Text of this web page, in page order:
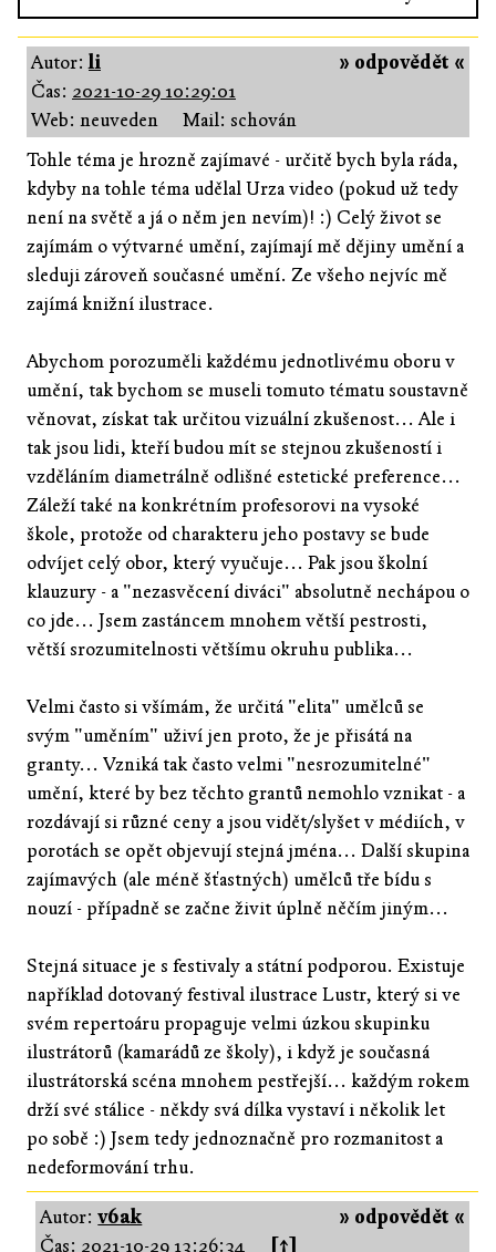
» odpovědět «
Autor:li
Čas: 2021-10-29 10:29:01
Web: neuveden
Mail: schován
Tohle téma je hrozně zajímavé - určitě bych byla ráda,
kdyby na tohle téma udělal Urza video (pokud už tedy
není na světě a já o něm jen nevím)! :) Celý život se
zajímám o výtvarné umění, zajímají mě dějiny umění a
sleduji zároveň současné umění. Ze všeho nejvíc mě
zajímá knižní ilustrace.
Abychom porozuměli každému jednotlivému oboru v
umění, tak bychom se museli tomuto tématu soustavně
věnovat, získat tak určitou vizuální zkušenost... Ale i
tak jsou lidi, kteří budou mít se stejnou zkušeností i
vzděláním diametrálně odlišné estetické preference...
Záleží také na konkrétním profesorovi na vysoké
škole, protože od charakteru jeho postavy se bude
odvíjet celý obor, který vyučuje... Pak jsou školní
klauzury - a "nezasvěcení diváci" absolutně nechápou o
co jde... Jsem zastáncem mnohem větší pestrosti,
větší srozumitelnosti většímu okruhu publika...
Velmi často si všímám, že určitá "elita" umělců se
svým "uměním" uživí jen proto, že je přisátá na
granty... Vzniká tak často velmi "nesrozumitelné"
umění, které by bez těchto grantů nemohlo vznikat - a
rozdávají si různé ceny a jsou vidět/slyšet v médiích, v
porotách se opět objevují stejná jména... Další skupina
zajímavých (ale méně šťastných) umělců tře bídu s
nouzí - případně se začne živit úplně něčím jiným...
Stejná situace je s festivaly a státní podporou. Existuje
například dotovaný festival ilustrace Lustr, který si ve
svém repertoáru propaguje velmi úzkou skupinku
ilustrátorů (kamarádů ze školy), i když je současná
ilustrátorská scéna mnohem pestřejší... každým rokem
drží své stálice - někdy svá dílka vystaví i několik let
po sobě :) Jsem tedy jednoznačně pro rozmanitost a
nedeformování trhu.
» odpovědět «
Autor:v6ak
Čas: 2021-10-29 13:26:34
[↑]